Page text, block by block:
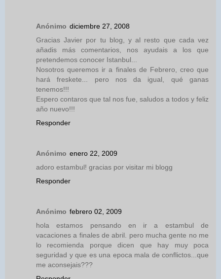
Anónimo diciembre 27, 2008
Gracias Javier por tu blog, y al resto que cada vez
añadis más comentarios, nos ayudais a los que
pretendemos conocer Istanbul...
Nosotros queremos ir a finales de Febrero, creo que
hará freskete... pero nos da igual, qué ganas
tenemos!!!
Espero contaros que tal nos fue, saludos a todos y feliz
año nuevo!!!
Responder
Anónimo enero 22, 2009
adoro estambul! gracias por visitar mi blogg
Responder
Anónimo febrero 02, 2009
hola estamos pensando en ir a estambul de
vacaciones a finales de abril. pero mucha gente no me
lo recomienda porque dicen que hay muy poca
seguridad y que es una epoca mala de conflictos...que
me aconsejais???